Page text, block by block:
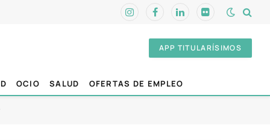
InstagramFacebookLinkedInFlickr
APP TITULARÍSIMOS
OCIO SALUD OFERTAS DE EMPLEO